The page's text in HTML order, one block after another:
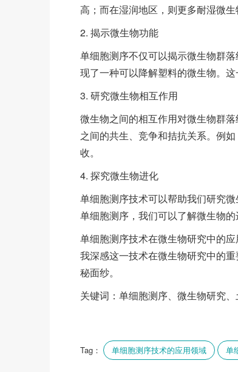
高；而在湿润地区，则更多耐湿微生
2. 揭示微生物功能
单细胞测序不仅可以揭示微生物群
现了一种可以降解塑料的微生物。
3. 研究微生物相互作用
微生物之间的相互作用对微生物群
之间的共生、竞争和拮抗关系。例
收。
4. 探究微生物进化
单细胞测序技术可以帮助我们研究
单细胞测序，我们可以了解微生物的
单细胞测序技术在微生物研究中的
我深感这一技术在微生物研究中的
秘面纱。
关键词：单细胞测序、微生物研究
Tag： 单细胞测序技术的应用领域 单